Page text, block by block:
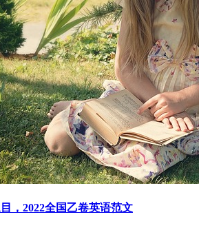
，2022全国乙卷英语范文